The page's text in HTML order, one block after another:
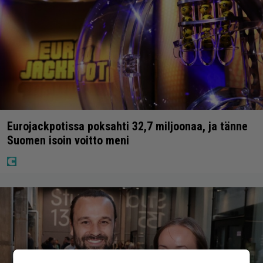
Eurojackpotissa poksahti 32,7 miljoonaa, ja tänne
Suomen isoin voitto meni